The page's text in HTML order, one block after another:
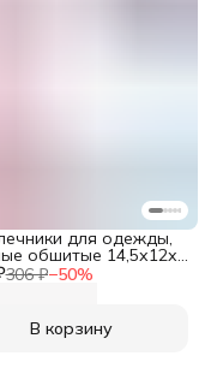
306 ₽−50%
для одежды,
обшитые 14,5х12х2
белый
В корзину